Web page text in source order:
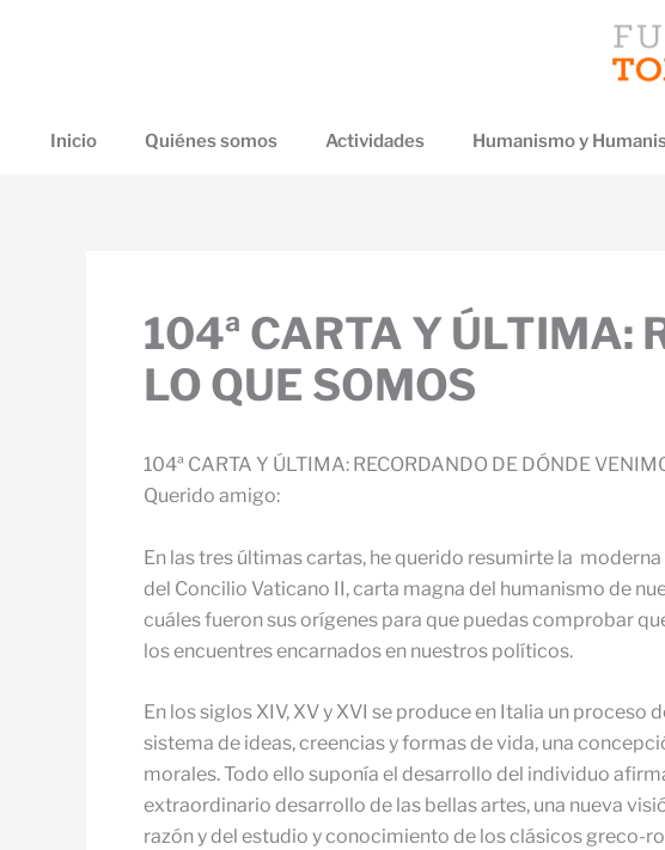
Inicio Quiénes somos Actividades Humanismo y
104ª CARTA Y ÚLTIMA:
LO QUE SOMOS
104ª CARTA Y ÚLTIMA: RECORDANDO DE DÓNDE
Querido amigo:
En las tres últimas cartas, he querido resumirte la
del Concilio Vaticano II, carta magna del humanismo de
cuáles fueron sus orígenes para que puedas comprobar
los encuentres encarnados en nuestros políticos.
En los siglos XIV, XV y XVI se produce en Italia un
sistema de ideas, creencias y formas de vida, una
morales. Todo ello suponía el desarrollo del individuo
extraordinario desarrollo de las bellas artes, una nueva
razón y del estudio y conocimiento de los clásicos greco-